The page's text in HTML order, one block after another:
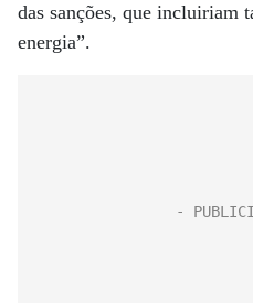
das sanções, que incluiriam
energia”.